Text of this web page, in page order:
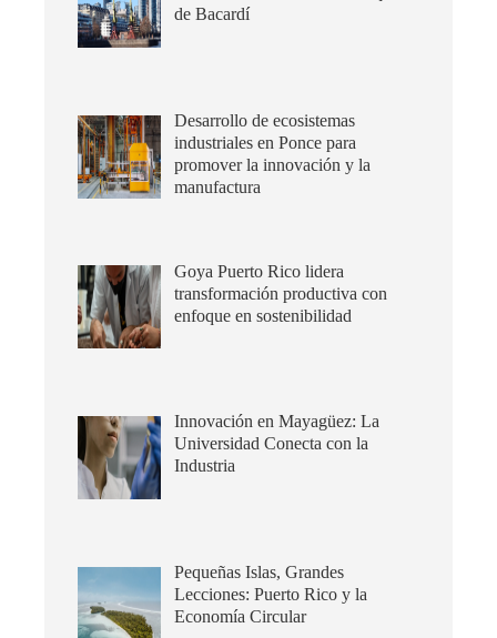
de Bacardí
Desarrollo de ecosistemas
industriales en Ponce para
promover la innovación y la
manufactura
Goya Puerto Rico lidera
transformación productiva con
enfoque en sostenibilidad
Innovación en Mayagüez: La
Universidad Conecta con la
Industria
Pequeñas Islas, Grandes
Lecciones: Puerto Rico y la
Economía Circular